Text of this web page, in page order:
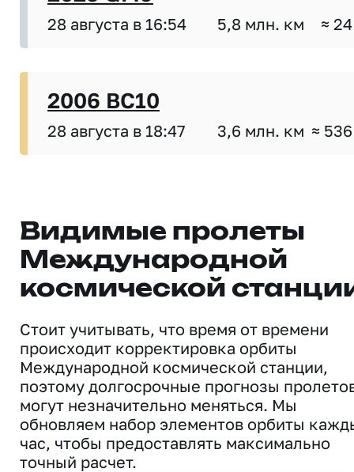
28 августа в 16:54 5,8 млн. км ≈
2006 BC10
28 августа в 18:47 3,6 млн. км ≈
Видимые пролеты
Международной
космической
Стоит учитывать, что время от времени
происходит корректировка орбиты
Международной космической станции,
поэтому долгосрочные прогнозы
могут незначительно меняться. Мы
обновляем набор элементов орбиты
час, чтобы предоставлять максимально
точный расчет.